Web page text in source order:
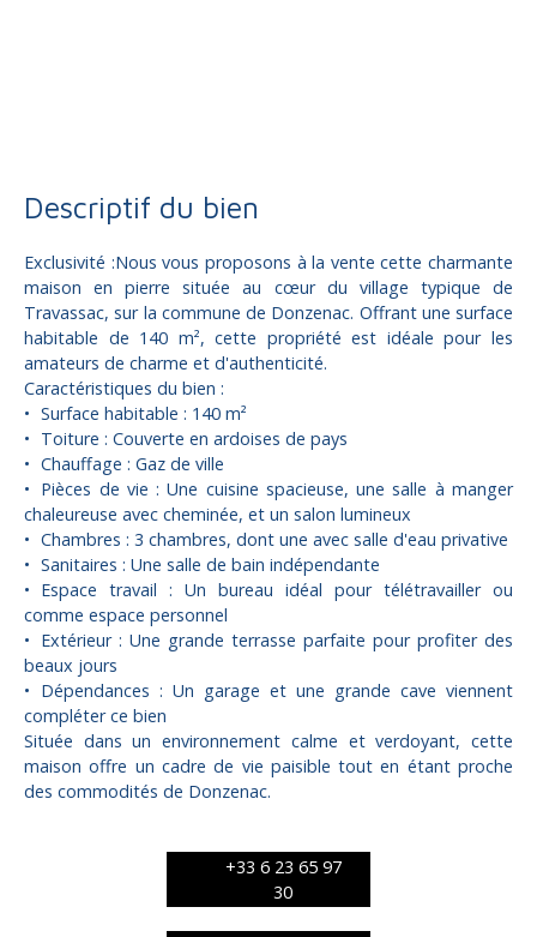
Descriptif du bien
Exclusivité :Nous vous proposons à la vente cette charmante
maison en pierre située au cœur du village typique de
Travassac, sur la commune de Donzenac. Offrant une surface
habitable de 140 m², cette propriété est idéale pour les
amateurs de charme et d'authenticité.
Caractéristiques du bien :
Surface habitable : 140 m²
Toiture : Couverte en ardoises de pays
Chauffage : Gaz de ville
Pièces de vie : Une cuisine spacieuse, une salle à manger
chaleureuse avec cheminée, et un salon lumineux
Chambres : 3 chambres, dont une avec salle d'eau privative
Sanitaires : Une salle de bain indépendante
Espace travail : Un bureau idéal pour télétravailler ou
comme espace personnel
Extérieur : Une grande terrasse parfaite pour profiter des
beaux jours
Dépendances : Un garage et une grande cave viennent
compléter ce bien
Située dans un environnement calme et verdoyant, cette
maison offre un cadre de vie paisible tout en étant proche
des commodités de Donzenac.
+33 6 23 65 97
30